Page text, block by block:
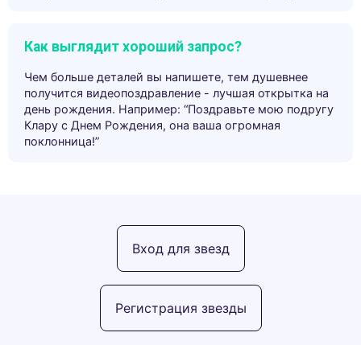
Как выглядит хороший запрос?
Чем больше деталей вы напишете, тем душевнее
получится видеопоздравление - лучшая открытка на
день рождения. Например: “Поздравьте мою подругу
Клару с Днем Рождения, она ваша огромная
поклонница!”
Регистрация звезды
Вход для звезд